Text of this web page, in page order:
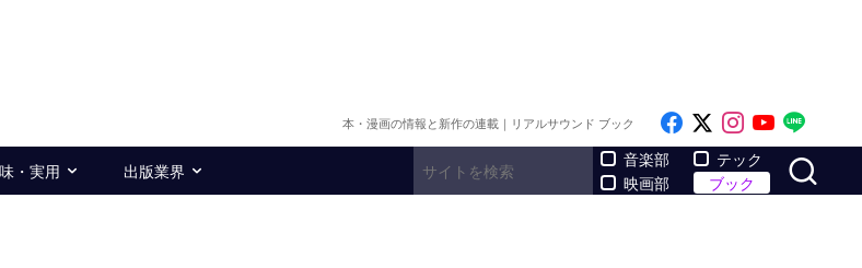
本・漫画の情報と新作の連載｜リアルサウンド ブック Like on Facebook
Follow on x
Follow on
Follow
・実用 出版業界
音楽部
映画部
テック
ブック